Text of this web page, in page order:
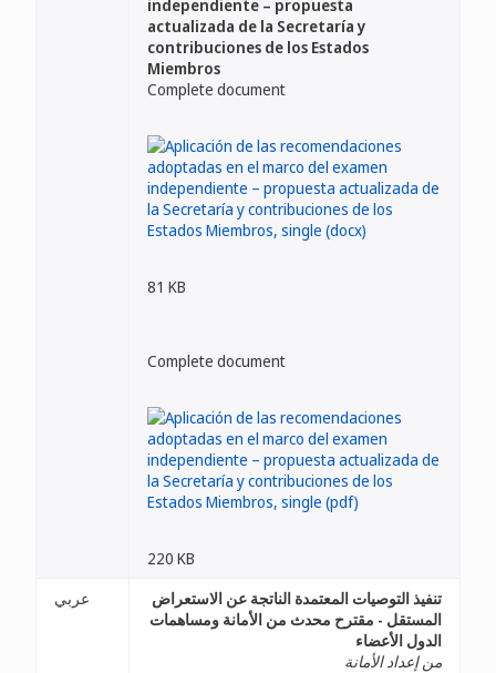
independiente – propuesta
actualizada de la Secretaría y
contribuciones de los Estados
Miembros
Complete document
81 KB
Complete document
220 KB
عربي
تنفيذ التوصيات المعتمدة الناتجة عن الاستعراض
المستقل - مقترح محدث من الأمانة ومساهمات
الدول الأعضاء
من إعداد الأمانة